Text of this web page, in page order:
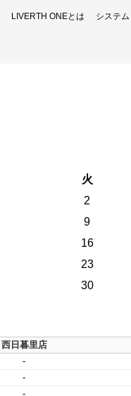
LIVERTH ONEとは システ
火
2
9
16
23
30
西日暮里店
-
-
-